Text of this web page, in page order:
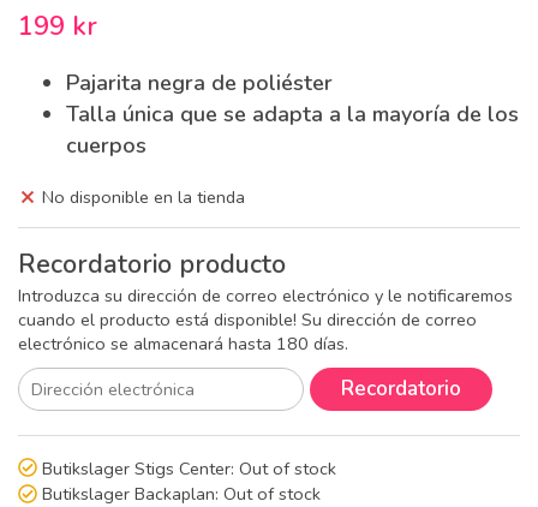
199 kr
Pajarita negra de poliéster
Talla única que se adapta a la mayoría de los
cuerpos
No disponible en la tienda
Recordatorio producto
Introduzca su dirección de correo electrónico y le notificaremos
cuando el producto está disponible! Su dirección de correo
electrónico se almacenará hasta 180 días.
Recordatorio
Butikslager Stigs Center: Out of stock
Butikslager Backaplan: Out of stock